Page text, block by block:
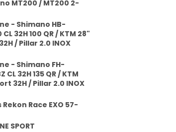
MT200 / MT200 2-
- Shimano HB-
32H 100 QR / KTM 28"
/ Pillar 2.0 INOX
- Shimano FH-
CL 32H 135 QR / KTM
32H / Pillar 2.0 INOX
Rekon Race EXO 57-
SPORT